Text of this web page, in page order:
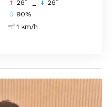
26 26
90%
1 km/h